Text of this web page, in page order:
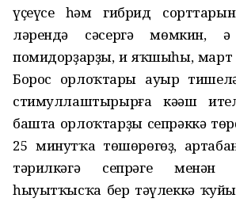
үҫеүсе һәм гибрид
ләрендә сәсергә мөмкин, ә
помидорҙарҙы, иң яҡшыһы,
Борос орлоҡтары ауыр
стимуллаштырырға кәңәш
башта орлоҡтарҙы сепрәккә
25 минутҡа төшөрөгөҙ,
тәрилкәгә сепрәге менән
һыуытҡысҡа бер тәүлеккә